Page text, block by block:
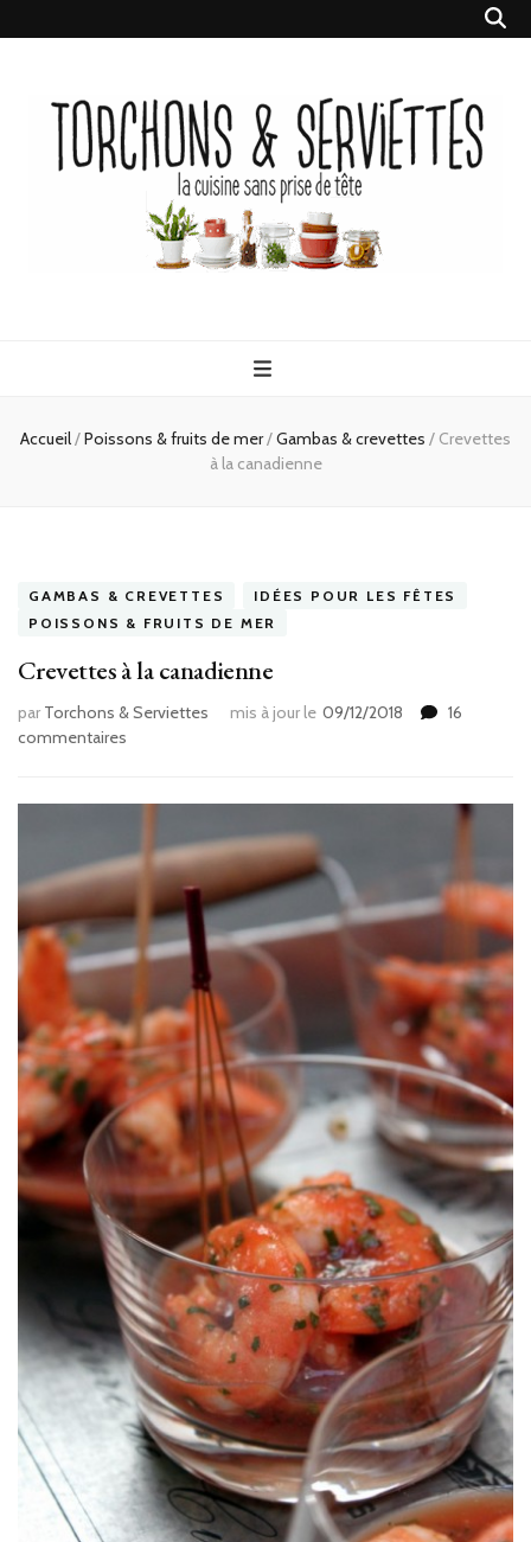
Serviettes
Accueil/Poissons & fruits de mer/Gambas & crevettes / Crevettes
à la canadienne
GAMBAS & CREVETTES
IDÉES POUR LES FÊTES
POISSONS & FRUITS DE MER
Crevettes à la canadienne
par Torchons & Serviettes mis à jour le 09/12/2018
16
commentaires
la